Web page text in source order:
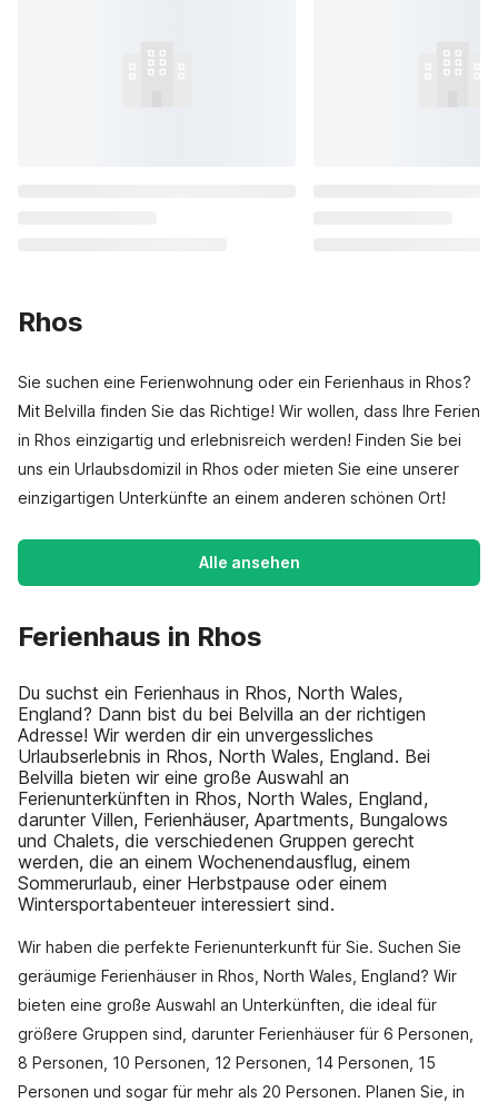
Rhos
Sie suchen eine Ferienwohnung oder ein Ferienhaus in Rhos?
Mit Belvilla finden Sie das Richtige! Wir wollen, dass Ihre Ferien
in Rhos einzigartig und erlebnisreich werden! Finden Sie bei
uns ein Urlaubsdomizil in Rhos oder mieten Sie eine unserer
einzigartigen Unterkünfte an einem anderen schönen Ort!
Alle ansehen
Ferienhaus in Rhos
Du suchst ein Ferienhaus in Rhos, North Wales,
England? Dann bist du bei Belvilla an der richtigen
Adresse! Wir werden dir ein unvergessliches
Urlaubserlebnis in Rhos, North Wales, England. Bei
Belvilla bieten wir eine große Auswahl an
Ferienunterkünften in Rhos, North Wales, England,
darunter Villen, Ferienhäuser, Apartments, Bungalows
und Chalets, die verschiedenen Gruppen gerecht
werden, die an einem Wochenendausflug, einem
Sommerurlaub, einer Herbstpause oder einem
Wintersportabenteuer interessiert sind.
Wir haben die perfekte Ferienunterkunft für Sie. Suchen Sie
geräumige Ferienhäuser in Rhos, North Wales, England? Wir
bieten eine große Auswahl an Unterkünften, die ideal für
größere Gruppen sind, darunter Ferienhäuser für 6 Personen,
8 Personen, 10 Personen, 12 Personen, 14 Personen, 15
Personen und sogar für mehr als 20 Personen. Planen Sie, in